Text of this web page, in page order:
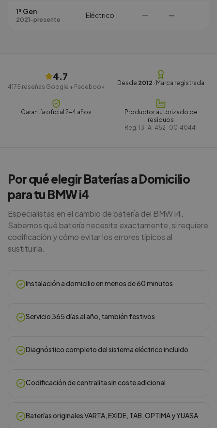
1ª Gen
2021-presente
Eléctrico — —
4.7
4175 reseñas Google + Facebook
Desde 2012 · Marca registrada
Garantía oficial 2-4 años
Productor autorizado de
residuos
Reg. 13-A-452-00140441
Por qué elegir Baterías a Domicilio
para tu BMW i4
Especialistas en el cambio de batería del BMW i4.
Sabemos qué batería necesita exactamente, si requiere
codificación y cómo evitar los errores típicos al
sustituirla.
Instalación a domicilio en menos de 60 minutos
Servicio 365 días al año, también festivos
Diagnóstico completo del sistema eléctrico incluido
Codificación de centralita sin coste adicional
Baterías originales VARTA, EXIDE, TAB, OPTIMA y YUASA